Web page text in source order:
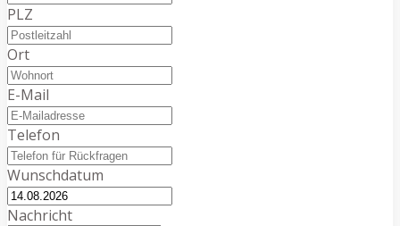
PLZ
Ort
E-Mail
Telefon
Wunschdatum
Nachricht